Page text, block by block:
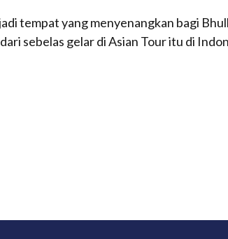
tempat yang menyenangkan bagi
sebelas gelar di Asian Tour itu di